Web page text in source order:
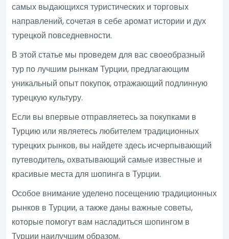
самых выдающихся туристических и торговых
направлений, сочетая в себе аромат истории и дух
турецкой повседневности.
В этой статье мы проведем для вас своеобразный
тур по лучшим рынкам Турции, предлагающим
уникальный опыт покупок, отражающий подлинную
турецкую культуру.
Если вы впервые отправляетесь за покупками в
Турцию или являетесь любителем традиционных
турецких рынков, вы найдете здесь исчерпывающий
путеводитель, охватывающий самые известные и
красивые места для шопинга в Турции.
Особое внимание уделено посещению традиционных
рынков в Турции, а также даны важные советы,
которые помогут вам насладиться шопингом в
Турции наилучшим образом.